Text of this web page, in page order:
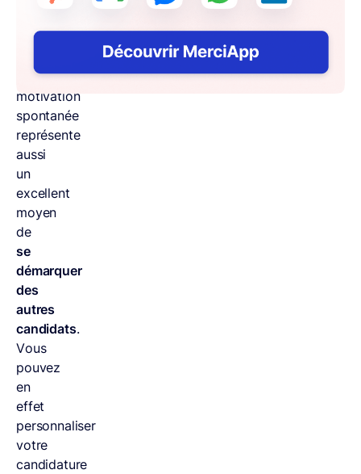
motivation
spontanée
représente
aussi
un
excellent
moyen
de
se
démarquer
des
autres
candidats.
Vous
pouvez
en
effet
personnaliser
votre
candidature